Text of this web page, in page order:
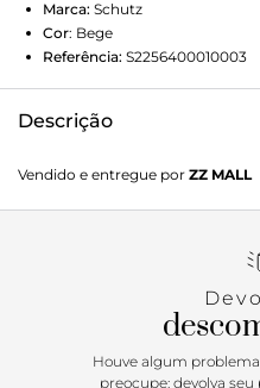
Marca: Schutz
Cor: Bege
Referência: S2256400010003
Descrição
bege traz um design casual
cadarço com logo Schutz
para compor looks
Vendido e entregue por ZZ MALL
Houve algum
preocupe: devolva